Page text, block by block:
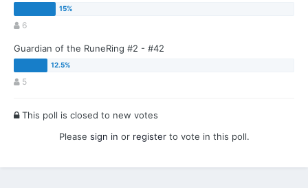
6
Guardian of the RuneRing #2 - #42
5
This poll is closed to new votes
Please sign in or registerto vote in this poll.